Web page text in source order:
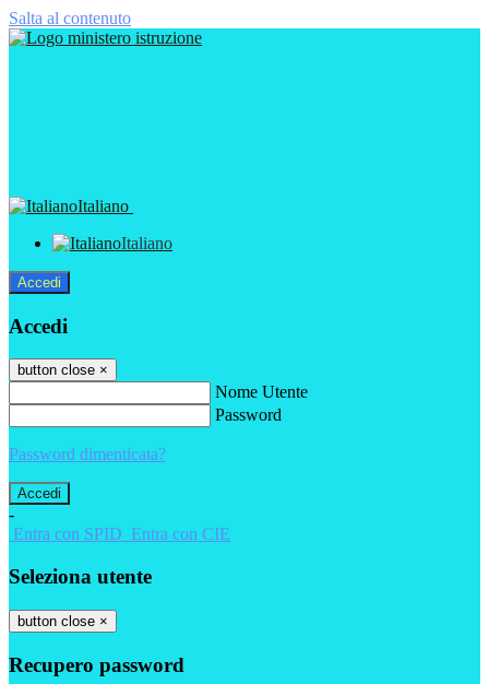
Salta al contenuto
Italiano
Italiano
Accedi
Accedi
button close ×
Nome Utente
Password
Password dimenticata?
-
Entra con SPID Entra con CIE
Seleziona utente
button close ×
Recupero password